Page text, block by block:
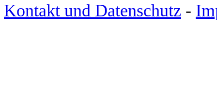
Kontakt und Datenschutz -